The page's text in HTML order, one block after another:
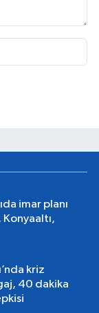
imar planı
Konyaaltı,
kriz
40 dakika